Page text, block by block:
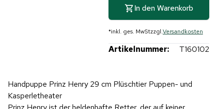
In den Warenkorb
*inkl. ges. MwStzzgl.Versandkosten
Artikelnummer: T160102
Handpuppe Prinz Henry 29 cm Plüschtier Puppen- und
Kasperletheater